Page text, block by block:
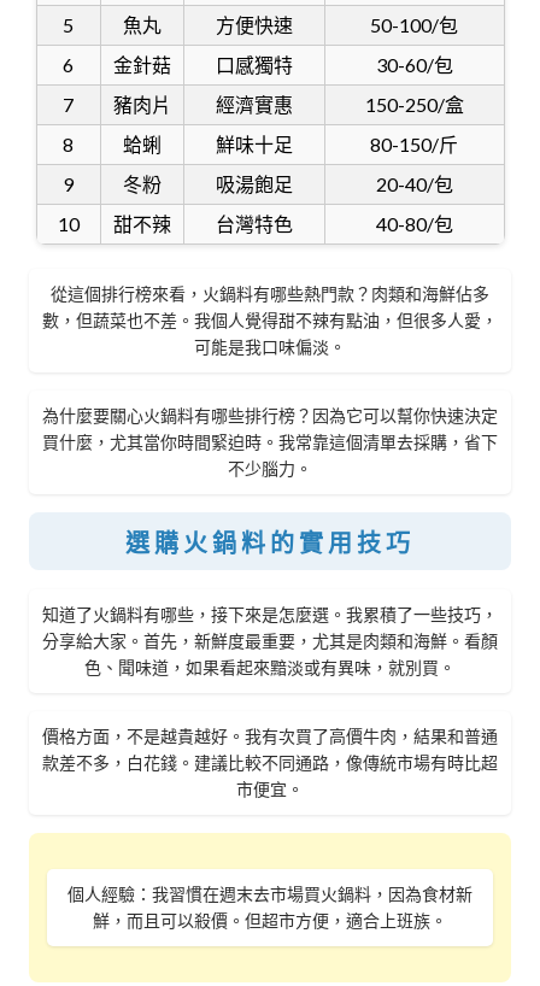
5
魚丸 方便快速
50-100/包
6
金針菇 口感獨特
30-60/包
7
豬肉片 經濟實惠
150-250/盒
8
蛤蜊 鮮味十足
80-150/斤
9
冬粉 吸湯飽足
20-40/包
10
甜不辣 台灣特色 40-80/包
從這個排行榜來看，火鍋料有哪些熱門款？肉類和海鮮佔多
數，但蔬菜也不差。我個人覺得甜不辣有點油，但很多人愛，
可能是我口味偏淡。
為什麼要關心火鍋料有哪些排行榜？因為它可以幫你快速決定
買什麼，尤其當你時間緊迫時。我常靠這個清單去採購，省下
不少腦力。
選購火鍋料的實用技巧
知道了火鍋料有哪些，接下來是怎麼選。我累積了一些技巧，
分享給大家。首先，新鮮度最重要，尤其是肉類和海鮮。看顏
色、聞味道，如果看起來黯淡或有異味，就別買。
價格方面，不是越貴越好。我有次買了高價牛肉，結果和普通
款差不多，白花錢。建議比較不同通路，像傳統市場有時比超
市便宜。
個人經驗：我習慣在週末去市場買火鍋料，因為食材新
鮮，而且可以殺價。但超市方便，適合上班族。